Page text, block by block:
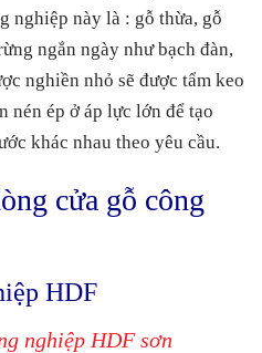
quy cách cửa gỗ công nghiệp
gỗ công nghiệp MDF phủ
gỗ công nghiệp MDF phủ
cách cửa gỗ công nghiệp
nghiệp này là : gỗ thừa, gỗ
ngắn ngày như bạch đàn,
nghiền nhỏ sẽ được tẩm keo
nén ép ở áp lực lớn để tạo
khác nhau theo yêu cầu.
cửa gỗ công
HDF
nghiệp HDF sơn